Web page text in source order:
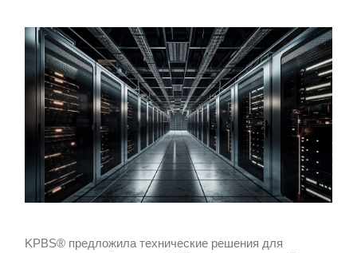
методом её масштабирования и
мощностей за счёт интеграции новых
целях определения поставщика ПАК,
расширения малых форм-факторных
корпусов, компонентов, серверов
комплектующих товаров заказчик
в электронной форме.
По итогам аукциона KPBS® стала
лицензий платформ серверной